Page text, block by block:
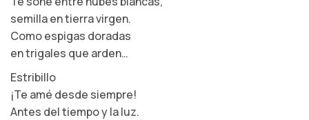
semilla en tierra virgen.
Como espigas doradas
en trigales que arden…
Estribillo
¡Te amé desde siempre!
Antes del tiempo y la luz.